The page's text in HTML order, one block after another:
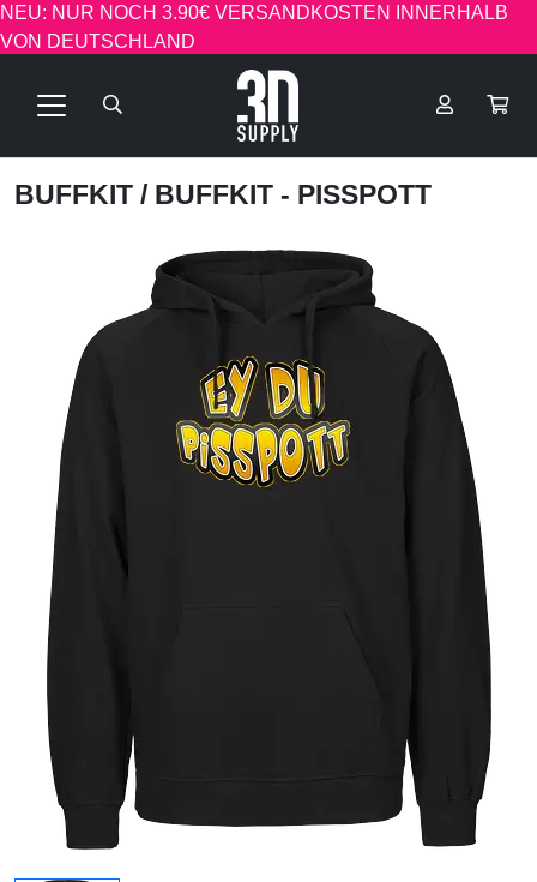
NEU: NUR NOCH 3.90€ VERSANDKOSTEN INNERHALB
VON DEUTSCHLAND
BUFFKIT / BUFFKIT - PISSPOTT